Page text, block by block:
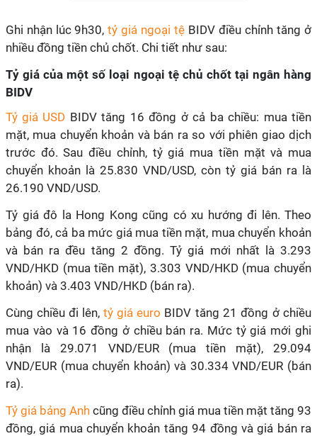
Ghi nhận lúc 9h30, tỷ giá ngoại tệ BIDV điều chỉnh tăng ở
nhiều đồng tiền chủ chốt. Chi tiết như sau:
Tỷ giá của một số loại ngoại tệ chủ chốt tại ngân hàng
BIDV
Tỷ giá USD BIDV tăng 16 đồng ở cả ba chiều: mua tiền
mặt, mua chuyển khoản và bán ra so với phiên giao dịch
trước đó. Sau điều chỉnh, tỷ giá mua tiền mặt và mua
chuyển khoản là 25.830 VND/USD, còn tỷ giá bán ra là
26.190 VND/USD.
Tỷ giá đô la Hong Kong cũng có xu hướng đi lên. Theo
bảng đó, cả ba mức giá mua tiền mặt, mua chuyển khoản
và bán ra đều tăng 2 đồng. Tỷ giá mới nhất là 3.293
VND/HKD (mua tiền mặt), 3.303 VND/HKD (mua chuyển
khoản) và 3.403 VND/HKD (bán ra).
Cùng chiều đi lên, tỷ giá euro BIDV tăng 21 đồng ở chiều
mua vào và 16 đồng ở chiều bán ra. Mức tỷ giá mới ghi
nhận là 29.071 VND/EUR (mua tiền mặt), 29.094
VND/EUR (mua chuyển khoản) và 30.334 VND/EUR (bán
ra).
Tỷ giá bảng Anh cũng điều chỉnh giá mua tiền mặt tăng 93
đồng, giá mua chuyển khoản tăng 94 đồng và giá bán ra